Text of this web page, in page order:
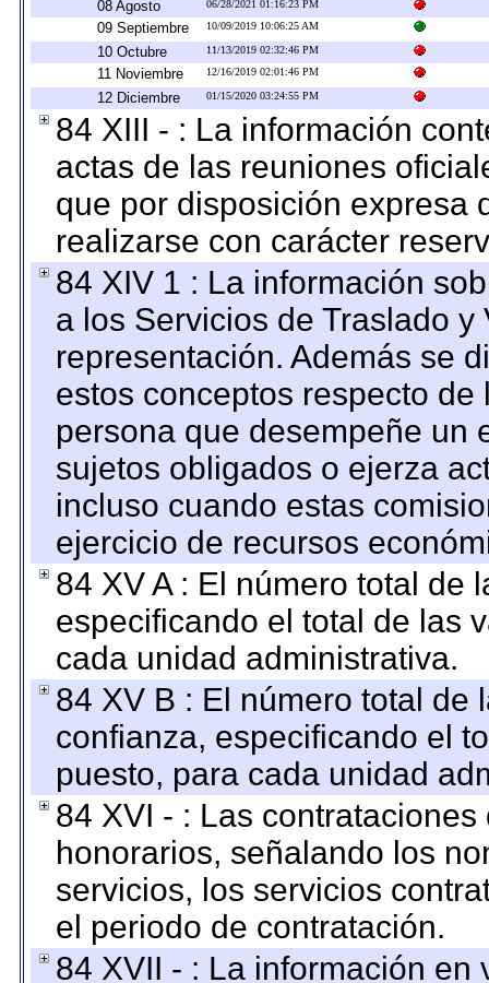
08 Agosto 06/28/2021 01:16:23 PM
09 Septiembre 10/09/2019 10:06:25 AM
10 Octubre 11/13/2019 02:32:46 PM
11 Noviembre 12/16/2019 02:01:46 PM
12 Diciembre 01/15/2020 03:24:55 PM
84 XIII - : La información
actas de las reuniones
que por disposición expresa
realizarse con carácter
84 XIV 1 : La información
a los Servicios de Traslado
representación. Además se
estos conceptos respecto
persona que desempeñe un
sujetos obligados o ejerza
incluso cuando estas
ejercicio de recursos
84 XV A : El número total de
especificando el total de las
cada unidad administrativa.
84 XV B : El número total de
confianza, especificando el
puesto, para cada unidad
84 XVI - : Las
honorarios, señalando los
servicios, los servicios
el periodo de contratación.
84 XVII - : La información